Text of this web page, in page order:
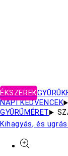
ÉKSZEREKGYŰRŰK
NAPI KEDVENCEK
GYŰRŰMÉRET
Kihagyás, és